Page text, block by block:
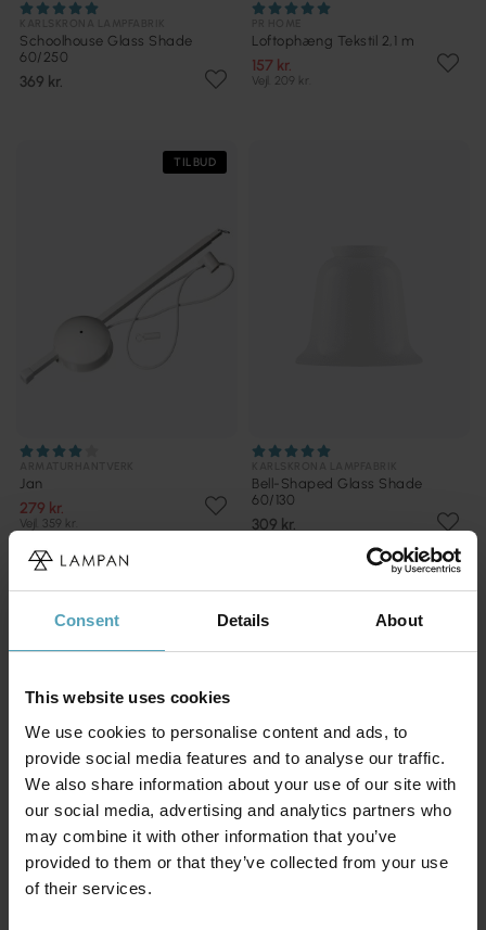
Consent Details About
This website uses cookies
We use cookies to personalise content and ads, to
provide social media features and to analyse our traffic.
We also share information about your use of our site with
our social media, advertising and analytics partners who
may combine it with other information that you’ve
provided to them or that they’ve collected from your use
of their services.
Schoolhouse Glass Shade
60/250
369 kr.
Loftophæng Tekstil 2,1 m
157 kr.
Vejl. 209 kr.
TILBUD
Jan
279 kr.
Vejl. 359 kr.
Bell-Shaped Glass Shade
60/130
309 kr.